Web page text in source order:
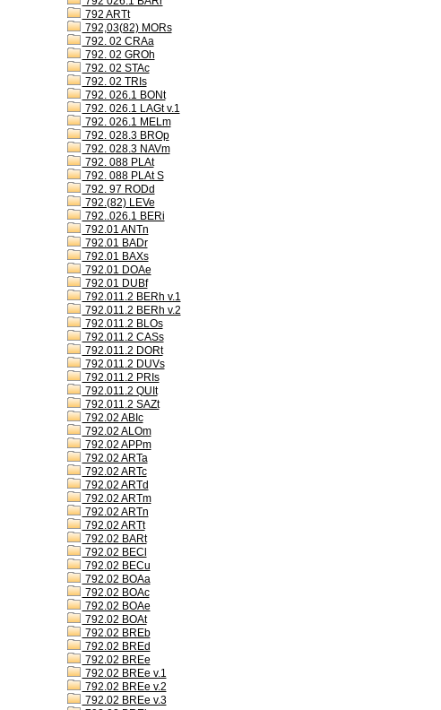
792 ARTt
792,03(82) MORs
792. 02 CRAa
792. 02 GROh
792. 02 STAc
792. 02 TRIs
792. 026.1 BONt
792. 026.1 LAGt v.1
792. 026.1 MELm
792. 028.3 BROp
792. 028.3 NAVm
792. 088 PLAt
792. 088 PLAt S
792. 97 RODd
792.(82) LEVe
792..026.1 BERi
792.01 ANTn
792.01 BADr
792.01 BAXs
792.01 DOAe
792.01 DUBf
792.011.2 BERh v.1
792.011.2 BERh v.2
792.011.2 BLOs
792.011.2 CASs
792.011.2 DORt
792.011.2 DUVs
792.011.2 PRIs
792.011.2 QUIt
792.011.2 SAZt
792.02 ABIc
792.02 ALOm
792.02 APPm
792.02 ARTa
792.02 ARTc
792.02 ARTd
792.02 ARTm
792.02 ARTn
792.02 ARTt
792.02 BARt
792.02 BECl
792.02 BECu
792.02 BOAa
792.02 BOAc
792.02 BOAe
792.02 BOAt
792.02 BREb
792.02 BREd
792.02 BREe
792.02 BREe v.1
792.02 BREe v.2
792.02 BREe v.3